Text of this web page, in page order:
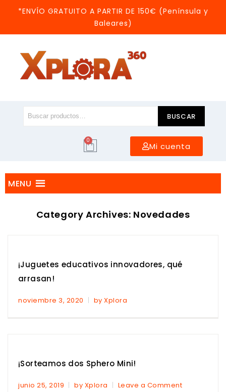
*ENVÍO GRATUITO A PARTIR DE 150€ (Península y
Baleares)
BUSCAR
0
Mi cuenta
MENU
Category Archives: Novedades
¡Juguetes educativos innovadores, qué
arrasan!
noviembre 3, 2020 by Xplora
¡Sorteamos dos Sphero Mini!
junio 25, 2019 by Xplora Leave a Comment